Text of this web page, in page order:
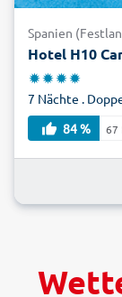
Spanien
Hotel H10
7 Nächte .
84 %
67